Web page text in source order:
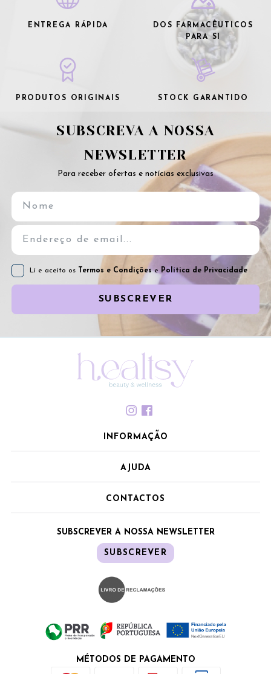
ENTREGA RÁPIDA
DOS FARMACÊUTICOS
PARA SI
PRODUTOS ORIGINAIS STOCK GARANTIDO
SUBSCREVA A NOSSA
NEWSLETTER
Para receber ofertas e notícias exclusivas
Li e aceito os Termos e Condiçõese Política de Privacidade
SUBSCREVER
INFORMAÇÃO
AJUDA
CONTACTOS
SUBSCREVER A NOSSA NEWSLETTER
SUBSCREVER
MÉTODOS DE PAGAMENTO